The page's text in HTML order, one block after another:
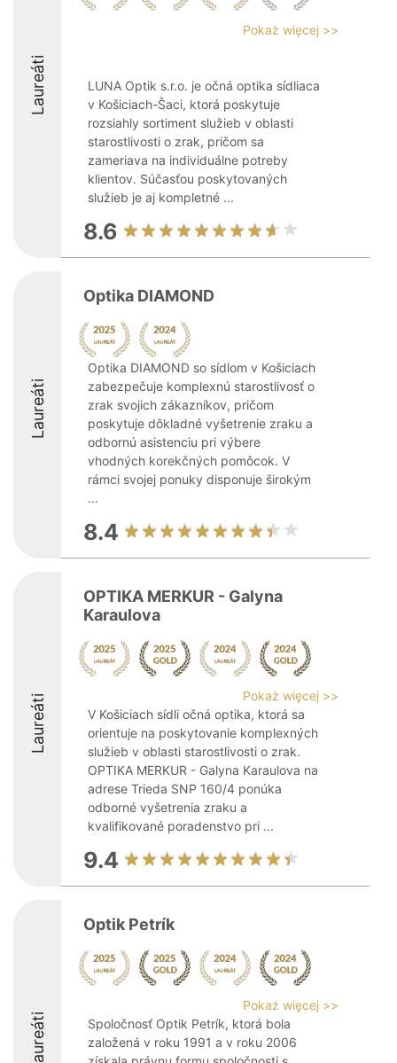
Laureáti
Pokaż więcej >>
LUNA Optik s.r.o. je očná optika sídliaca
v Košiciach-Šaci, ktorá poskytuje
rozsiahly sortiment služieb v oblasti
starostlivosti o zrak, pričom sa
zameriava na individuálne potreby
klientov. Súčasťou poskytovaných
služieb je aj kompletné ...
8.6
Laureáti
Optika DIAMOND
Optika DIAMOND so sídlom v Košiciach
zabezpečuje komplexnú starostlivosť o
zrak svojich zákazníkov, pričom
poskytuje dôkladné vyšetrenie zraku a
odbornú asistenciu pri výbere
vhodných korekčných pomôcok. V
rámci svojej ponuky disponuje širokým
...
8.4
Laureáti
OPTIKA MERKUR - Galyna
Karaulova
Pokaż więcej >>
V Košiciach sídli očná optika, ktorá sa
orientuje na poskytovanie komplexných
služieb v oblasti starostlivosti o zrak.
OPTIKA MERKUR - Galyna Karaulova na
adrese Trieda SNP 160/4 ponúka
odborné vyšetrenia zraku a
kvalifikované poradenstvo pri ...
9.4
Laureáti
Optik Petrík
Pokaż więcej >>
Spoločnosť Optik Petrík, ktorá bola
založená v roku 1991 a v roku 2006